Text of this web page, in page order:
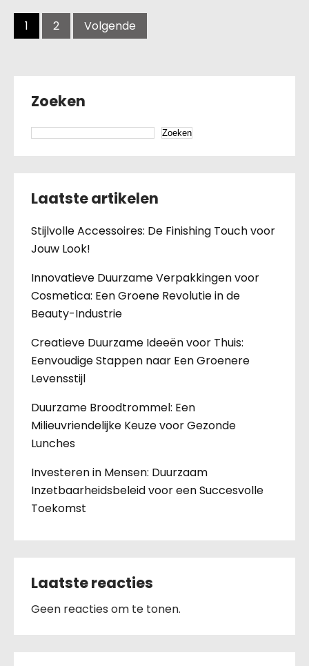
Berichten
navigatie
1 2 Volgende
Zoeken
Zoeken
Laatste artikelen
Stijlvolle Accessoires: De Finishing Touch voor
Jouw Look!
Innovatieve Duurzame Verpakkingen voor
Cosmetica: Een Groene Revolutie in de
Beauty-Industrie
Creatieve Duurzame Ideeën voor Thuis:
Eenvoudige Stappen naar Een Groenere
Levensstijl
Duurzame Broodtrommel: Een
Milieuvriendelijke Keuze voor Gezonde
Lunches
Investeren in Mensen: Duurzaam
Inzetbaarheidsbeleid voor een Succesvolle
Toekomst
Laatste reacties
Geen reacties om te tonen.